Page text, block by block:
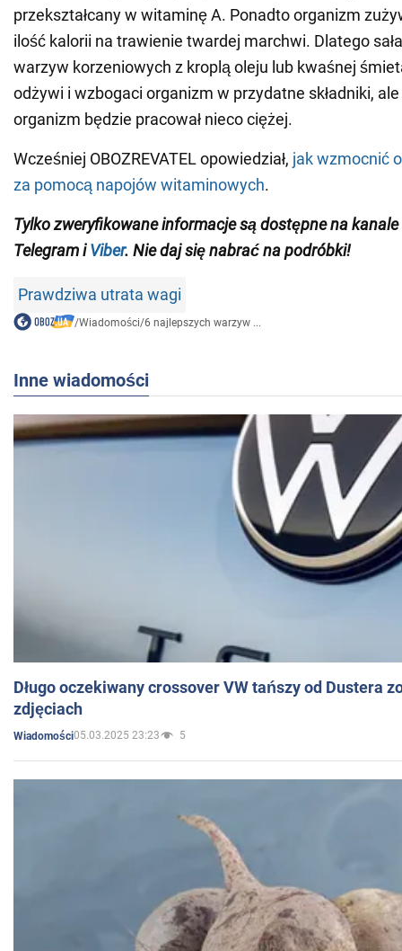
przekształcany w witaminę A. Ponadto organizm
ilość kalorii na trawienie twardej marchwi. Dlatego
warzyw korzeniowych z kroplą oleju lub kwaśnej
odżywi i wzbogaci organizm w przydatne składniki,
organizm będzie pracował nieco ciężej.
Wcześniej OBOZREVATEL opowiedział, jak wzmocnić
za pomocą napojów witaminowych.
Tylko zweryfikowane informacje są dostępne na kanale
Telegram iViber. Nie daj się nabrać na podróbki!
Prawdziwa utrata wagi
/Wiadomości/6 najlepszych warzyw ...
Inne wiadomości
Długo oczekiwany crossover VW tańszy od Dustera
zdjęciach
Wiadomości05.03.2025 23:23 5